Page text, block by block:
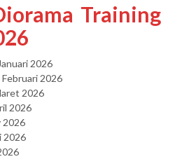
Training
2026
2026
2026
2026
2026
2026